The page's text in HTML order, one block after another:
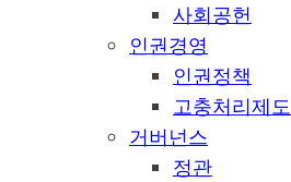
사회공헌
인권경영
인권정책
고충처리제도
거버넌스
정관